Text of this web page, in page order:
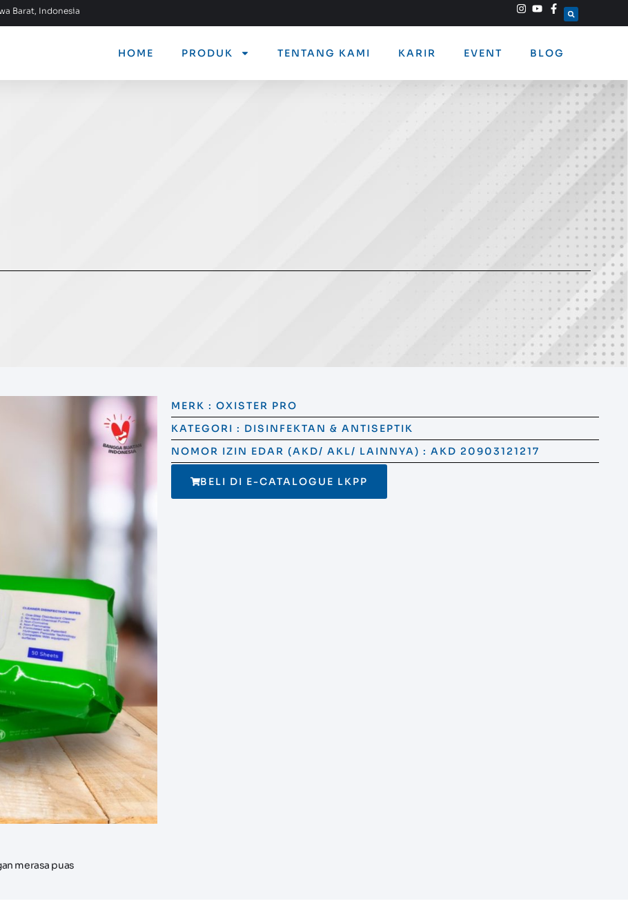
Barat, Indonesia
HOME PRODUK TENTANG KAMI KARIR EVENT BLOG
merasa puas
MERK : OXISTER PRO
KATEGORI : DISINFEKTAN & ANTISEPTIK
NOMOR IZIN EDAR (AKD/ AKL/ LAINNYA) : AKD 20903121217
BELI DI E-CATALOGUE LKPP